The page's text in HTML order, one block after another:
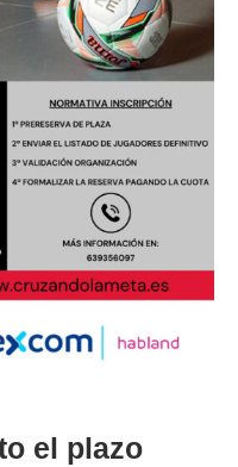
el plazo